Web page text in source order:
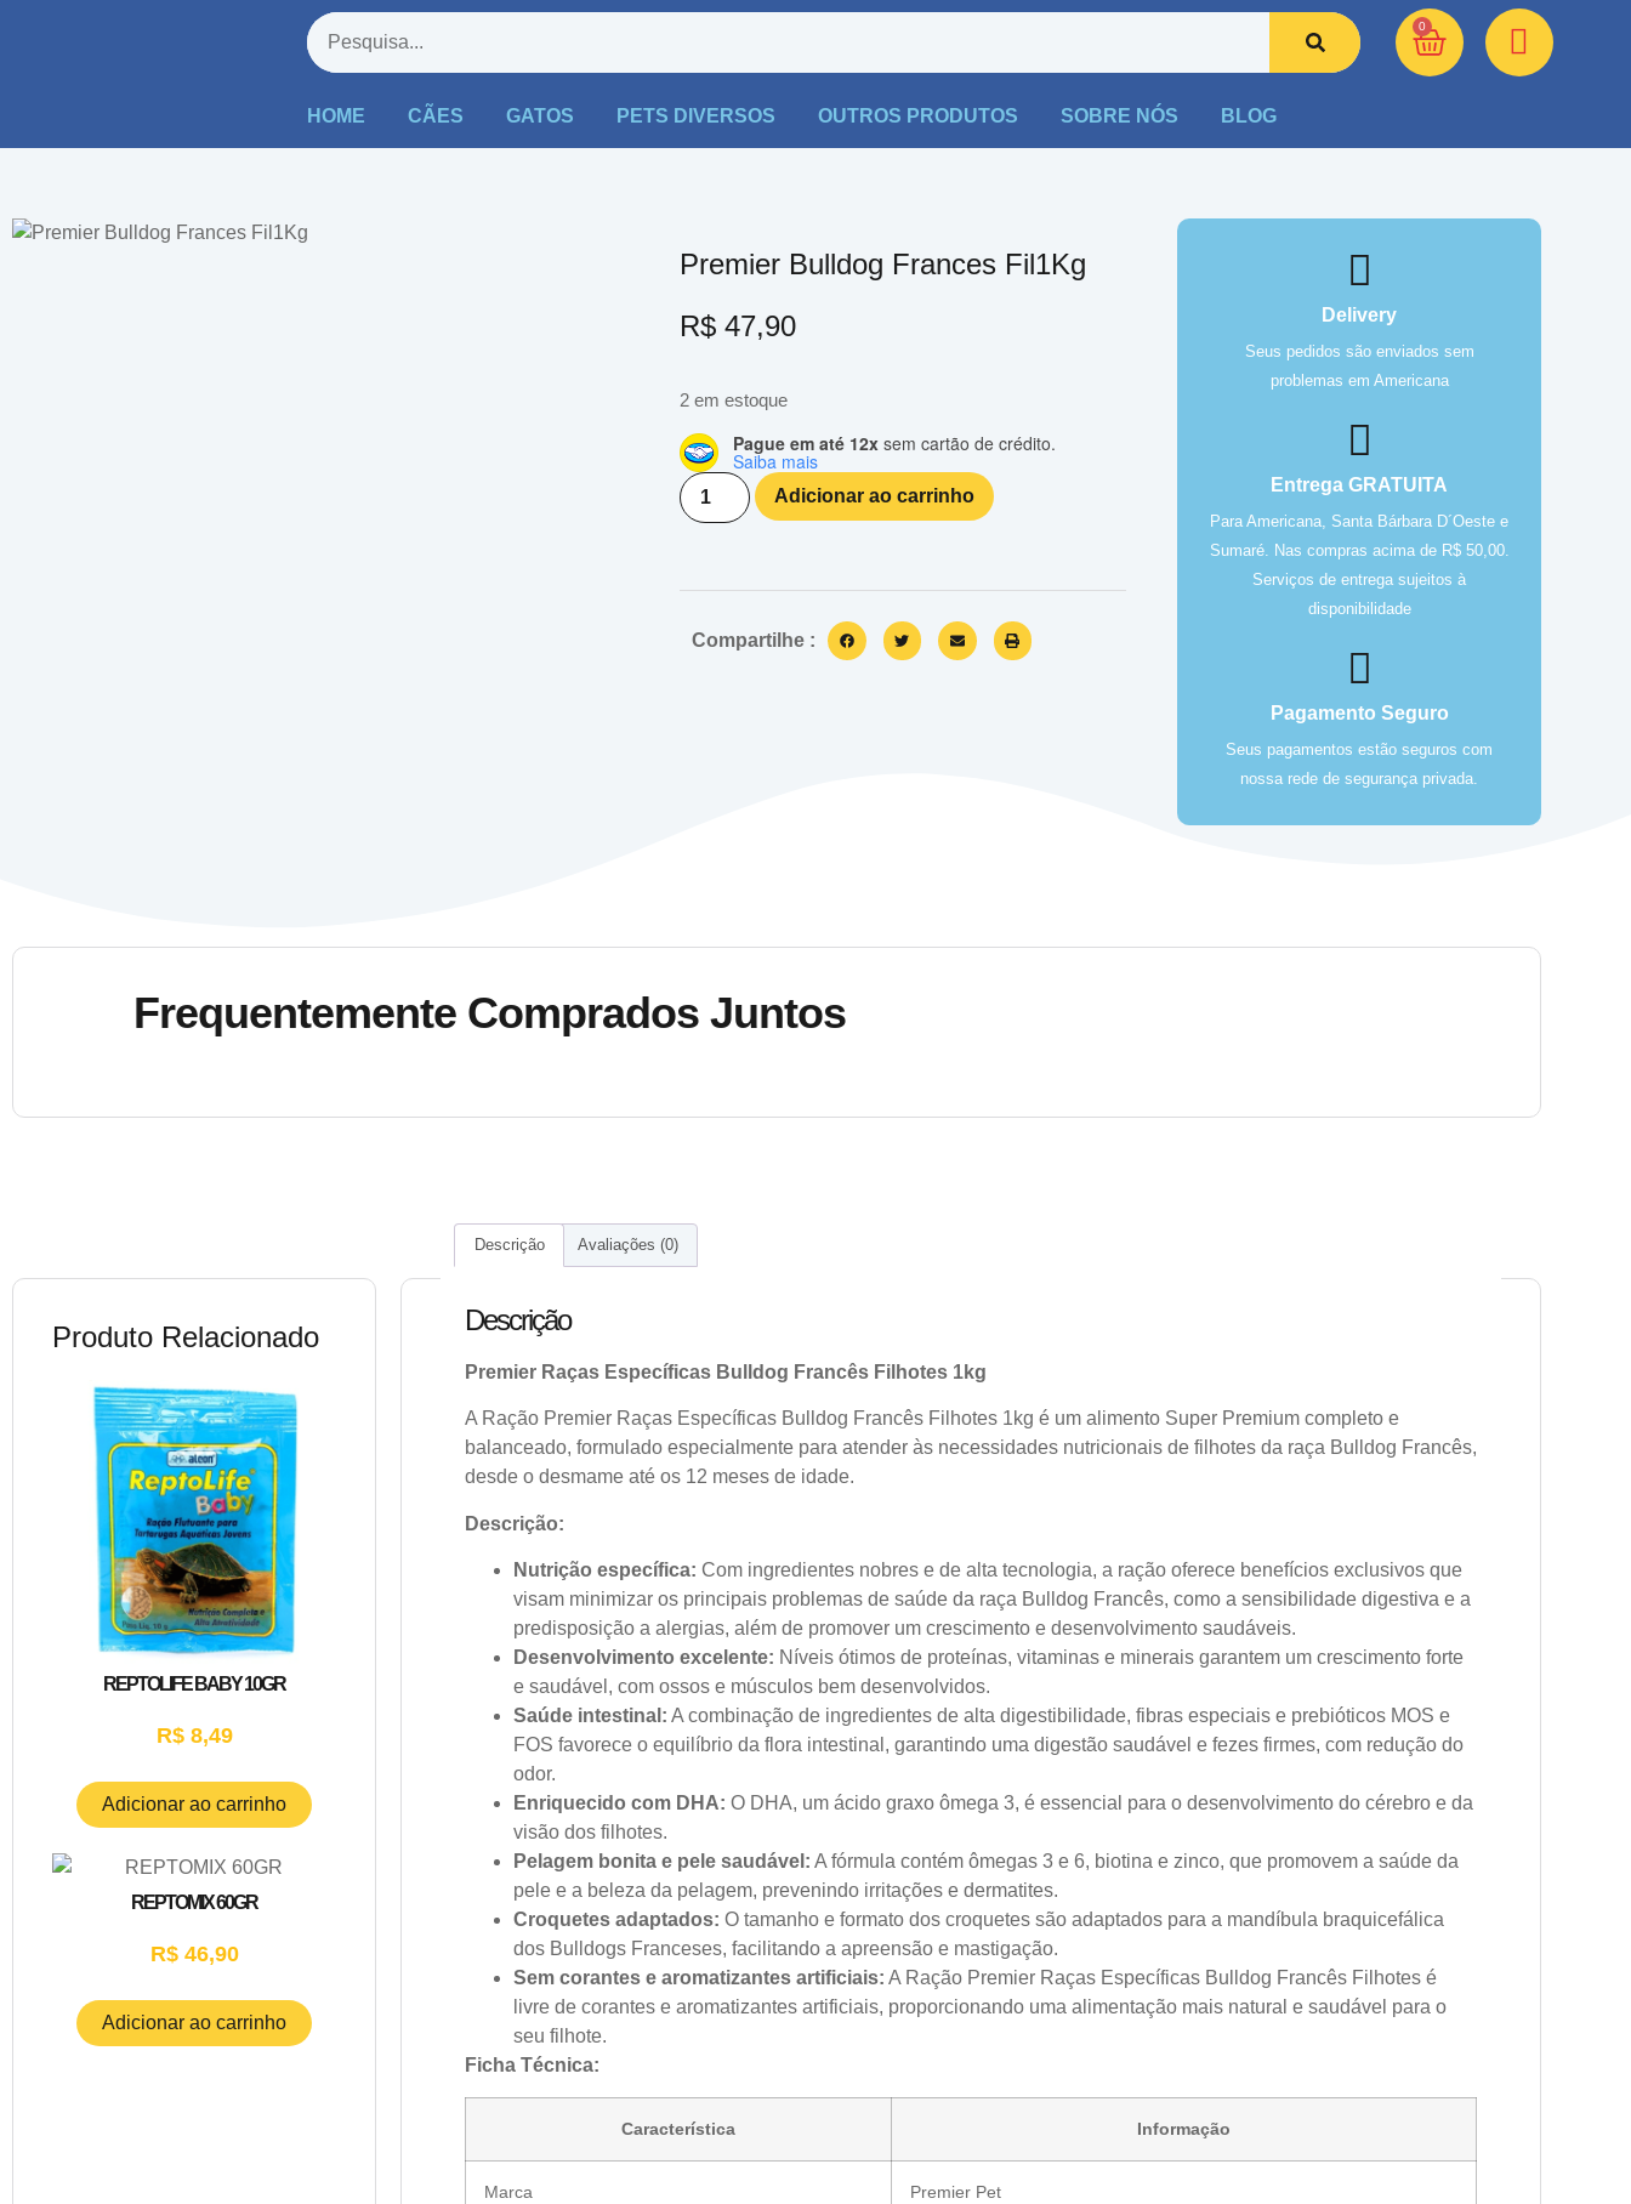
0
HOME CÃES GATOS PETS DIVERSOS OUTROS PRODUTOS SOBRE NÓS BLOG
Premier Bulldog Frances Fil1Kg
R$ 47,90
2 em estoque
Pague em até 12x sem cartão de crédito.
Saiba mais
Adicionar ao carrinho
Compartilhe :
Delivery
Seus pedidos são enviados sem
problemas em Americana
Entrega GRATUITA
Para Americana, Santa Bárbara D´Oeste e
Sumaré. Nas compras acima de R$ 50,00.
Serviços de entrega sujeitos à
disponibilidade
Pagamento Seguro
Seus pagamentos estão seguros com
nossa rede de segurança privada.
Frequentemente Comprados Juntos
Produto Relacionado
REPTOLIFE BABY 10GR
R$8,49
Adicionar ao carrinho
REPTOMIX 60GR
R$46,90
Adicionar ao carrinho
Descrição Avaliações (0)
Descrição
Premier Raças Específicas Bulldog Francês Filhotes 1kg
A Ração Premier Raças Específicas Bulldog Francês Filhotes 1kg é um alimento Super Premium completo e
balanceado, formulado especialmente para atender às necessidades nutricionais de filhotes da raça Bulldog Francês,
desde o desmame até os 12 meses de idade.
Descrição:
Nutrição específica: Com ingredientes nobres e de alta tecnologia, a ração oferece benefícios exclusivos que
visam minimizar os principais problemas de saúde da raça Bulldog Francês, como a sensibilidade digestiva e a
predisposição a alergias, além de promover um crescimento e desenvolvimento saudáveis.
Desenvolvimento excelente: Níveis ótimos de proteínas, vitaminas e minerais garantem um crescimento forte
e saudável, com ossos e músculos bem desenvolvidos.
Saúde intestinal: A combinação de ingredientes de alta digestibilidade, fibras especiais e prebióticos MOS e
FOS favorece o equilíbrio da flora intestinal, garantindo uma digestão saudável e fezes firmes, com redução do
odor.
Enriquecido com DHA: O DHA, um ácido graxo ômega 3, é essencial para o desenvolvimento do cérebro e da
visão dos filhotes.
Pelagem bonita e pele saudável: A fórmula contém ômegas 3 e 6, biotina e zinco, que promovem a saúde da
pele e a beleza da pelagem, prevenindo irritações e dermatites.
Croquetes adaptados: O tamanho e formato dos croquetes são adaptados para a mandíbula braquicefálica
dos Bulldogs Franceses, facilitando a apreensão e mastigação.
Sem corantes e aromatizantes artificiais: A Ração Premier Raças Específicas Bulldog Francês Filhotes é
livre de corantes e aromatizantes artificiais, proporcionando uma alimentação mais natural e saudável para o
seu filhote.
Ficha Técnica:
Característica Informação
Marca Premier Pet